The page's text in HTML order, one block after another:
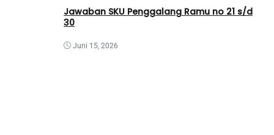
Jawaban SKU Penggalang Ramu no 21 s/d
30
Juni 15, 2026